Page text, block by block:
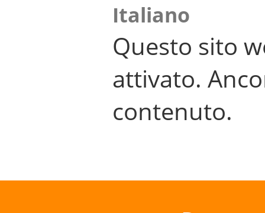
Italiano
Questo sito
attivato.
contenuto.